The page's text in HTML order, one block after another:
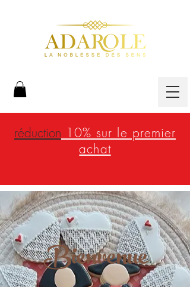
réduction 10% sur le premier
achat
Bienvenue